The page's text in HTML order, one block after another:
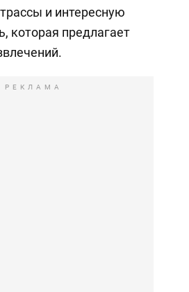
и интересную
которая предлагает
РЕКЛАМА